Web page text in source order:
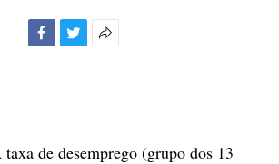
de desemprego (grupo dos 13